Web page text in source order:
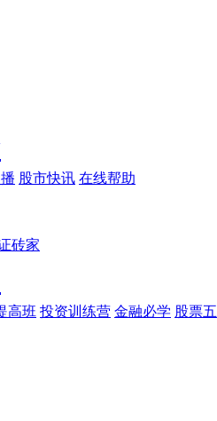
股市快讯 在线帮助
砖家
高班 投资训练营 金融必学 股票